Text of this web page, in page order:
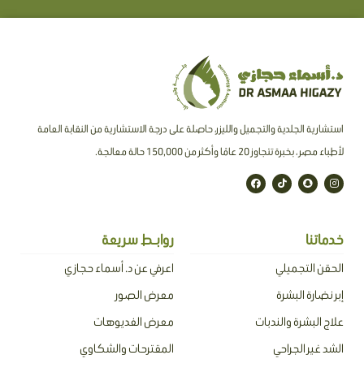
استشارية الجلدية والتجميل والليزر، حاصلة على درجة الاستشارية من النقابة العامة
لأطباء مصر ، بخبرة تتجاوز 20 عامًا وأكثر من 150,000 حالة معالجة.
I
n
s
a
S
n
a
a
t
T
i
k
F
a
c
خدماتنا
الحقن التجميلي
إبر نضارة البشرة
علاج البشرة والندبات
الشد غير الجراحي
روابـط سريعة
اعرفي عن د. أسماء حجازي
معرض الصور
معرض الفديوهات
المقترحات والشكاوي